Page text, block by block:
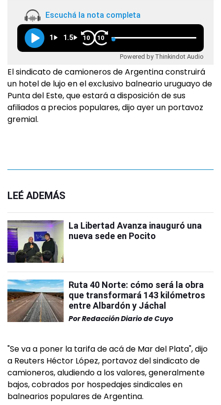
Escuchá la nota completa
1 1.5 10 10
Powered by Thinkindot Audio
El sindicato de camioneros de Argentina construirá
un hotel de lujo en el exclusivo balneario uruguayo de
Punta del Este, que estará a disposición de sus
afiliados a precios populares, dijo ayer un portavoz
gremial.
LEÉ ADEMÁS
La Libertad Avanza inauguró una
nueva sede en Pocito
Ruta 40 Norte: cómo será la obra
que transformará 143 kilómetros
entre Albardón y Jáchal
PorRedacción Diario de Cuyo
"Se va a poner la tarifa de acá de Mar del Plata", dijo
a Reuters Héctor López, portavoz del sindicato de
camioneros, aludiendo a los valores, generalmente
bajos, cobrados por hospedajes sindicales en
balnearios populares de Argentina.